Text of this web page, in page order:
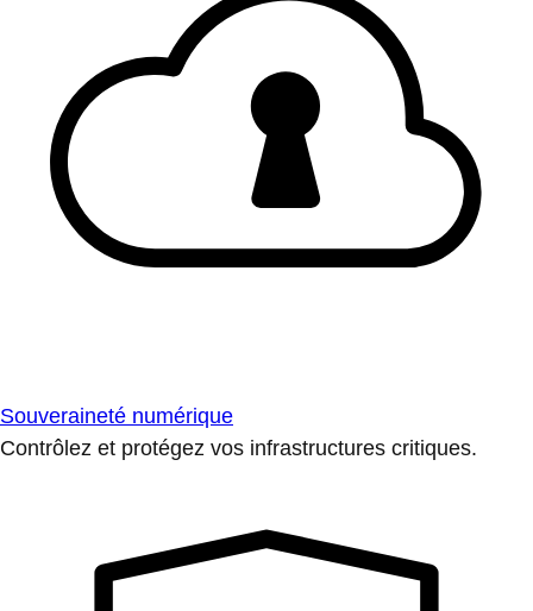
Souveraineté numérique
Contrôlez et protégez vos infrastructures critiques.